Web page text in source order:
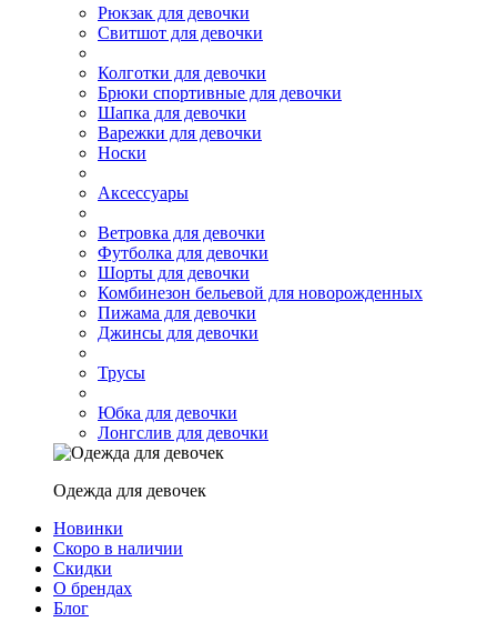
Рюкзак для девочки
Свитшот для девочки
Колготки для девочки
Брюки спортивные для девочки
Шапка для девочки
Варежки для девочки
Носки
Аксессуары
Ветровка для девочки
Футболка для девочки
Шорты для девочки
Комбинезон бельевой для новорожденных
Пижама для девочки
Джинсы для девочки
Трусы
Юбка для девочки
Лонгслив для девочки
Одежда для девочек
Новинки
Скоро в наличии
Скидки
О брендах
Блог